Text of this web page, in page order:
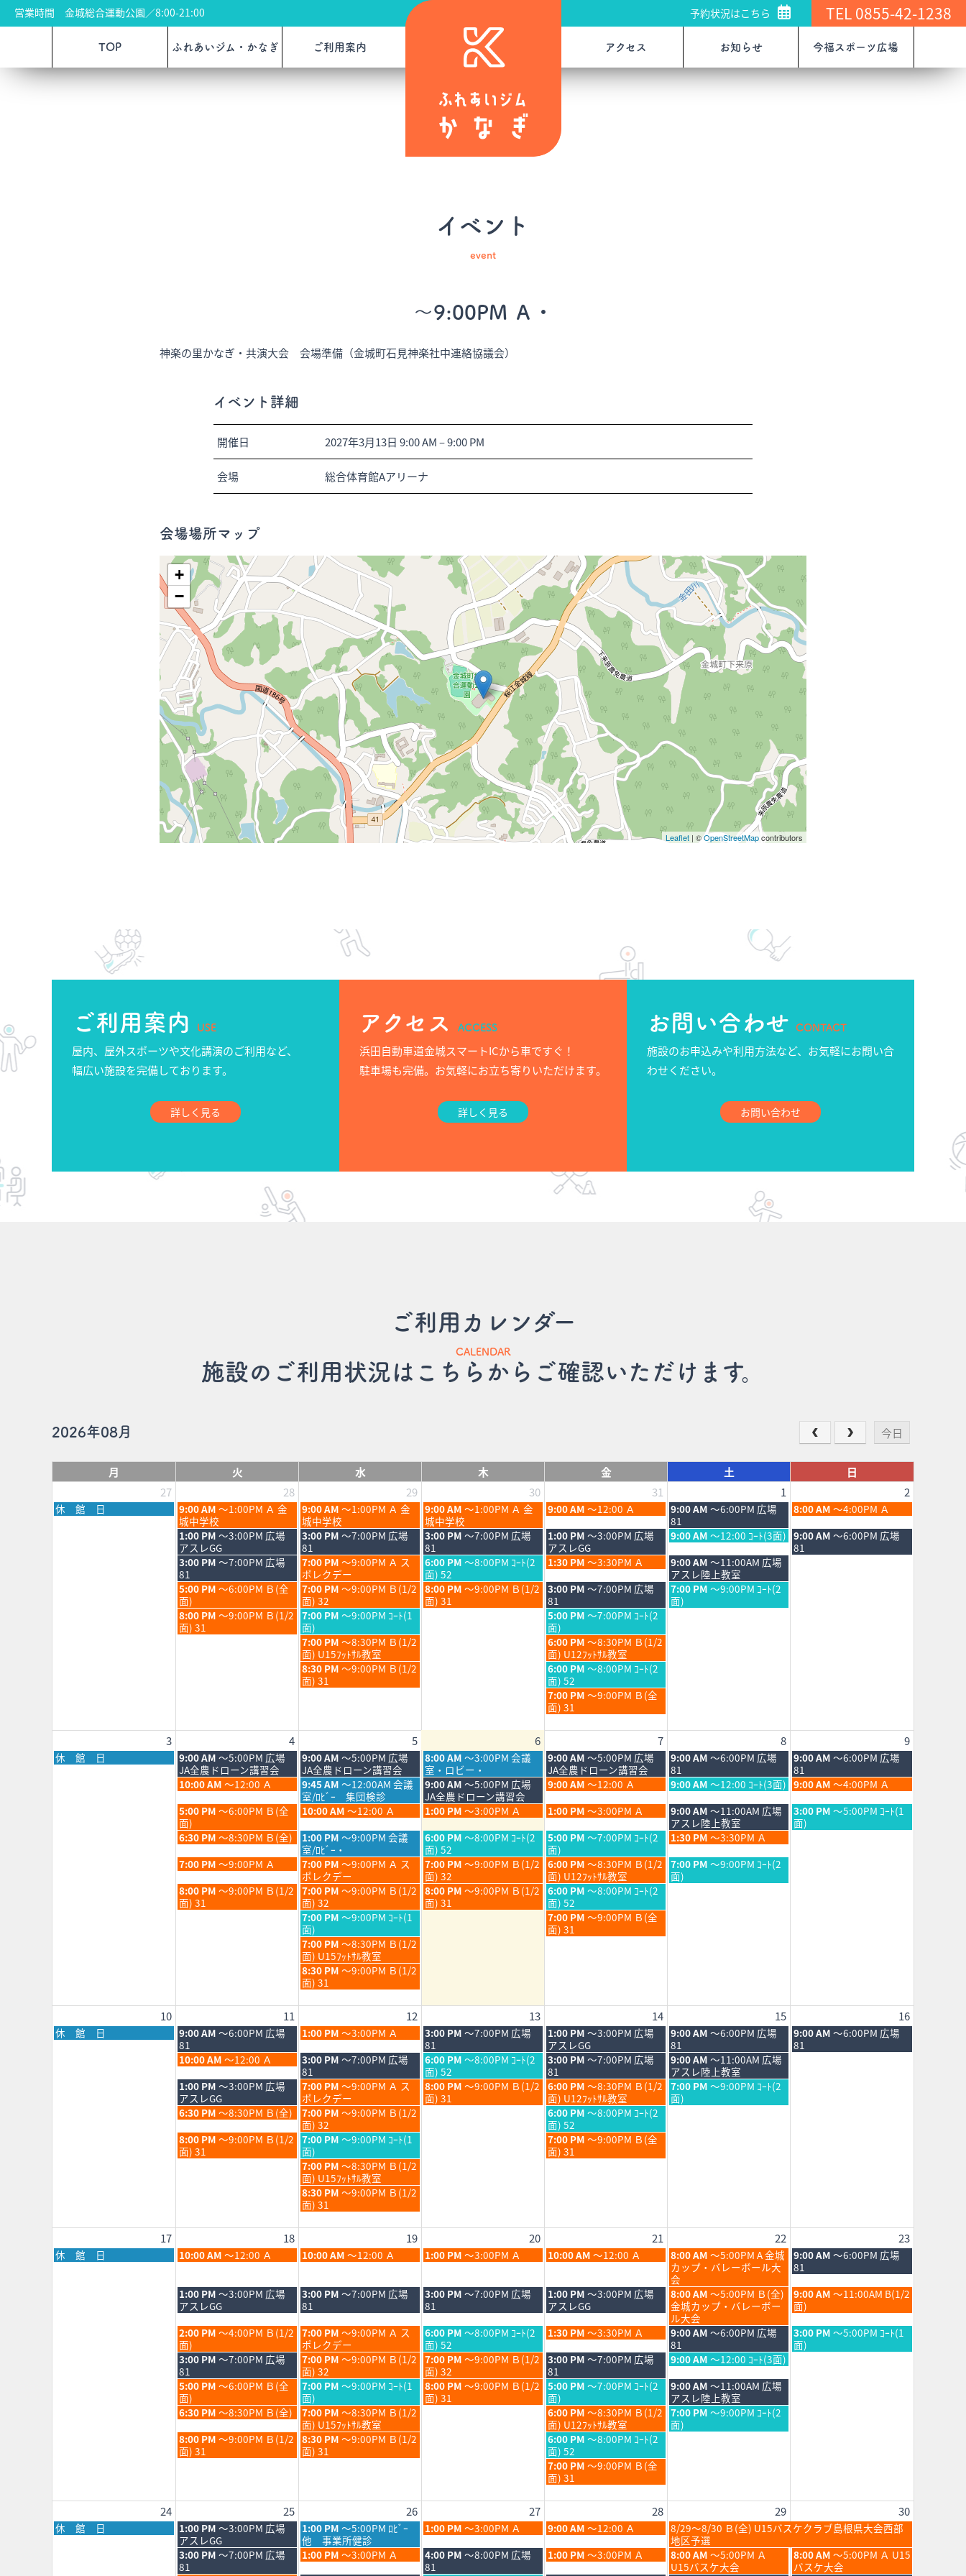
営業時間 金城総合運動公園／8:00-21:00 予約状況はこちら TEL 0855-42-1238
TOP ふれあいジム・かなぎ ご利用案内 アクセス お知らせ 今福スポーツ広場
イベント
event
～9:00PM Ａ・
神楽の里かなぎ・共演大会 会場準備（金城町石見神楽社中連絡協議会）
イベント詳細
開催日 2027年3月13日 9:00 AM–9:00 PM
会場 総合体育館Aアリーナ
会場場所マップ
+
−
Leaflet | ©OpenStreetMapcontributors
ご利用案内 USE
屋内、屋外スポーツや文化講演のご利用など、
幅広い施設を完備しております。
詳しく見る
アクセス ACCESS
浜田自動車道金城スマートICから車ですぐ！
駐車場も完備。お気軽にお立ち寄りいただけます。
詳しく見る
お問い合わせ CONTACT
施設のお申込みや利用方法など、お気軽にお問い合
わせください。
お問い合わせ
ご利用カレンダー
CALENDAR
施設のご利用状況はこちらからご確認いただけます。
2026年08月 今日
月 火 水 木 金 土
日
27
28 29 30 31 1 2
月
曜
休 館 日
火
曜
日,
7
月
28th
2026
9:00 AM ～1:00PM Ａ 金
城中学校
水
曜
日,
7
月
29th
2026
9:00 AM ～1:00PM Ａ 金
城中学校
木
曜
日,
7
月
30th
2026
9:00 AM ～1:00PM Ａ 金
城中学校
金
曜
日,
7
月
31st
2026
9:00 AM ～12:00 Ａ
土
曜
日,
8
月
1st
2026
9:00 AM ～6:00PM 広場
81
日
曜
日,
8
月
8:00 AM ～4:00PM Ａ
火
曜
日,
7
月
28th
2026
1:00 PM ～3:00PM 広場
アスレGG
水
曜
日,
7
月
29th
2026
3:00 PM ～7:00PM 広場
81
木
曜
日,
7
月
30th
2026
3:00 PM ～7:00PM 広場
81
金
曜
日,
7
月
31st
2026
1:00 PM ～3:00PM 広場
アスレGG
土
曜
日,
8
月
1st
2026
9:00 AM ～12:00 ｺｰﾄ(3面) 日
曜
日,
9:00 AM ～6:00PM 広場
81
火
曜
日,
7
月
28th
2026
3:00 PM ～7:00PM 広場
81
水
曜
日,
7
月
29th
2026
7:00 PM ～9:00PM Ａ ス
ポレクデー
木
曜
日,
7
月
6:00 PM ～8:00PM ｺｰﾄ(2
面) 52
金
曜
日,
7
月
31st
2026
1:30 PM ～3:30PM Ａ
土
曜
日,
8
月
9:00 AM ～11:00AM 広場
アスレ陸上教室
火
曜
日,
7
月
5:00 PM ～6:00PM Ｂ(全
面)
水
曜
日,
7
月
29th
2026
7:00 PM ～9:00PM Ｂ(1/2
面) 32
木
曜
日,
8:00 PM ～9:00PM Ｂ(1/2
面) 31
金
曜
日,
7
月
31st
2026
3:00 PM ～7:00PM 広場
81
土
曜
日,
7:00 PM ～9:00PM ｺｰﾄ(2
面)
火
曜
日,
8:00 PM ～9:00PM Ｂ(1/2
面) 31
水
曜
日,
7
月
29th
2026
7:00 PM ～9:00PM ｺｰﾄ(1
面)
金
曜
日,
7
月
31st
2026
5:00 PM ～7:00PM ｺｰﾄ(2
面)
水
曜
日,
7
月
7:00 PM ～8:30PM Ｂ(1/2
面) U15ﾌｯﾄｻﾙ教室
金
曜
日,
7
月
31st
2026
6:00 PM ～8:30PM Ｂ(1/2
面) U12ﾌｯﾄｻﾙ教室
水
曜
日,
29th
8:30 PM ～9:00PM Ｂ(1/2
面) 31
金
曜
日,
7
月
31st
6:00 PM ～8:00PM ｺｰﾄ(2
面) 52
金
曜
日,
7
31st
2026
7:00 PM ～9:00PM Ｂ(全
面) 31
3 4 5 6 7 8 9
月
曜
休 館 日
火
曜
日,
8
月
4th
2026
9:00 AM ～5:00PM 広場
JA全農ドローン講習会
水
曜
日,
8
月
5th
2026
9:00 AM ～5:00PM 広場
JA全農ドローン講習会
木
曜
日,
8
月
6th
2026
8:00 AM ～3:00PM 会議
室・ロビー・
金
曜
日,
8
月
7th
2026
9:00 AM ～5:00PM 広場
JA全農ドローン講習会
土
曜
日,
8
月
8th
2026
9:00 AM ～6:00PM 広場
81
日
曜
日,
8
月
9th
2026
9:00 AM ～6:00PM 広場
81
火
曜
日,
8
月
4th
2026
10:00 AM ～12:00 Ａ
水
曜
日,
8
月
5th
2026
9:45 AM ～12:00AM 会議
室/ﾛﾋﾞｰ 集団検診
木
曜
日,
8
月
6th
2026
9:00 AM ～5:00PM 広場
JA全農ドローン講習会
金
曜
日,
8
月
7th
2026
9:00 AM ～12:00 Ａ
土
曜
日,
8
月
8th
2026
9:00 AM ～12:00 ｺｰﾄ(3面) 日
曜
日,
8
月
9:00 AM ～4:00PM Ａ
火
曜
日,
8
月
4th
2026
5:00 PM ～6:00PM Ｂ(全
面)
水
曜
日,
8
月
5th
2026
10:00 AM ～12:00 Ａ
木
曜
日,
8
月
6th
2026
1:00 PM ～3:00PM Ａ
金
曜
日,
8
月
7th
2026
1:00 PM ～3:00PM Ａ
土
曜
日,
8
月
8th
2026
9:00 AM ～11:00AM 広場
アスレ陸上教室
日
曜
日,
3:00 PM ～5:00PM ｺｰﾄ(1
面)
火
曜
日,
8
月
4th
2026
6:30 PM ～8:30PM Ｂ(全)
水
曜
日,
8
月
5th
2026
1:00 PM ～9:00PM 会議
室/ﾛﾋﾞｰ・
木
曜
日,
8
月
6th
2026
6:00 PM ～8:00PM ｺｰﾄ(2
面) 52
金
曜
日,
8
月
7th
2026
5:00 PM ～7:00PM ｺｰﾄ(2
面)
土
曜
日,
8
月
1:30 PM ～3:30PM Ａ
火
曜
日,
8
月
7:00 PM ～9:00PM Ａ
水
曜
日,
8
月
5th
2026
7:00 PM ～9:00PM Ａ ス
ポレクデー
木
曜
日,
8
月
7:00 PM ～9:00PM Ｂ(1/2
面) 32
金
曜
日,
8
月
7th
2026
6:00 PM ～8:30PM Ｂ(1/2
面) U12ﾌｯﾄｻﾙ教室
土
曜
日,
7:00 PM ～9:00PM ｺｰﾄ(2
面)
火
曜
日,
8:00 PM ～9:00PM Ｂ(1/2
面) 31
水
曜
日,
8
月
5th
2026
7:00 PM ～9:00PM Ｂ(1/2
面) 32
木
曜
日,
8:00 PM ～9:00PM Ｂ(1/2
面) 31
金
曜
日,
8
月
6:00 PM ～8:00PM ｺｰﾄ(2
面) 52
水
曜
日,
8
月
5th
2026
7:00 PM ～9:00PM ｺｰﾄ(1
面)
金
曜
日,
7:00 PM ～9:00PM Ｂ(全
面) 31
水
曜
日,
8
月
5th
7:00 PM ～8:30PM Ｂ(1/2
面) U15ﾌｯﾄｻﾙ教室
水
曜
日,
8
5th
2026
8:30 PM ～9:00PM Ｂ(1/2
面) 31
10 11 12 13 14 15 16
月
曜
休 館 日
火
曜
日,
8
月
11th
2026
9:00 AM ～6:00PM 広場
81
水
曜
日,
8
月
12th
2026
1:00 PM ～3:00PM Ａ
木
曜
日,
8
月
13th
2026
3:00 PM ～7:00PM 広場
81
金
曜
日,
8
月
14th
2026
1:00 PM ～3:00PM 広場
アスレGG
土
曜
日,
8
月
15th
2026
9:00 AM ～6:00PM 広場
81
日
曜
日,
9:00 AM ～6:00PM 広場
81
火
曜
日,
8
月
11th
2026
10:00 AM ～12:00 Ａ
水
曜
日,
8
月
12th
2026
3:00 PM ～7:00PM 広場
81
木
曜
日,
8
月
6:00 PM ～8:00PM ｺｰﾄ(2
面) 52
金
曜
日,
8
月
14th
2026
3:00 PM ～7:00PM 広場
81
土
曜
日,
8
月
9:00 AM ～11:00AM 広場
アスレ陸上教室
火
曜
日,
8
月
11th
2026
1:00 PM ～3:00PM 広場
アスレGG
水
曜
日,
8
月
12th
2026
7:00 PM ～9:00PM Ａ ス
ポレクデー
木
曜
日,
8:00 PM ～9:00PM Ｂ(1/2
面) 31
金
曜
日,
8
月
14th
2026
6:00 PM ～8:30PM Ｂ(1/2
面) U12ﾌｯﾄｻﾙ教室
土
曜
日,
7:00 PM ～9:00PM ｺｰﾄ(2
面)
火
曜
日,
8
月
6:30 PM ～8:30PM Ｂ(全)
水
曜
日,
8
月
12th
2026
7:00 PM ～9:00PM Ｂ(1/2
面) 32
金
曜
日,
8
月
6:00 PM ～8:00PM ｺｰﾄ(2
面) 52
火
曜
日,
8:00 PM ～9:00PM Ｂ(1/2
面) 31
水
曜
日,
8
月
12th
2026
7:00 PM ～9:00PM ｺｰﾄ(1
面)
金
曜
日,
7:00 PM ～9:00PM Ｂ(全
面) 31
水
曜
日,
8
月
12th
7:00 PM ～8:30PM Ｂ(1/2
面) U15ﾌｯﾄｻﾙ教室
水
曜
日,
8
12th
2026
8:30 PM ～9:00PM Ｂ(1/2
面) 31
17 18 19 20 21 22 23
月
曜
休 館 日
火
曜
8
月
18th
2026
10:00 AM ～12:00 Ａ
水
曜
8
月
19th
2026
10:00 AM ～12:00 Ａ
木
曜
8
月
20th
2026
1:00 PM ～3:00PM Ａ
金
曜
8
月
21st
2026
10:00 AM ～12:00 Ａ
土
曜
日,
8
月
22nd
2026
8:00 AM ～5:00PM A 金城
カップ・バレーボール大
会
日
曜
日,
8
月
23rd
2026
9:00 AM ～6:00PM 広場
81
火
曜
日,
8
月
18th
2026
1:00 PM ～3:00PM 広場
アスレGG
水
曜
日,
8
月
19th
2026
3:00 PM ～7:00PM 広場
81
木
曜
日,
8
月
20th
2026
3:00 PM ～7:00PM 広場
81
金
曜
日,
8
月
21st
2026
1:00 PM ～3:00PM 広場
アスレGG
土
曜
日,
8
月
22nd
2026
8:00 AM ～5:00PM Ｂ(全)
金城カップ・バレーボー
ル大会
日
曜
日,
8
月
23rd
9:00 AM ～11:00AM B(1/2
面)
火
曜
日,
8
月
18th
2026
2:00 PM ～4:00PM Ｂ(1/2
面)
水
曜
日,
8
月
19th
2026
7:00 PM ～9:00PM Ａ ス
ポレクデー
木
曜
日,
8
月
20th
2026
6:00 PM ～8:00PM ｺｰﾄ(2
面) 52
金
曜
日,
8
月
21st
2026
1:30 PM ～3:30PM Ａ
土
曜
日,
8
月
22nd
2026
9:00 AM ～6:00PM 広場
81
日
曜
日,
3:00 PM ～5:00PM ｺｰﾄ(1
面)
火
曜
日,
8
月
18th
2026
3:00 PM ～7:00PM 広場
81
水
曜
日,
8
月
19th
2026
7:00 PM ～9:00PM Ｂ(1/2
面) 32
木
曜
日,
8
月
7:00 PM ～9:00PM Ｂ(1/2
面) 32
金
曜
日,
8
月
21st
2026
3:00 PM ～7:00PM 広場
81
土
曜
日,
8
月
22nd
2026
9:00 AM ～12:00 ｺｰﾄ(3面)
火
曜
日,
8
月
18th
2026
5:00 PM ～6:00PM Ｂ(全
面)
水
曜
日,
8
月
19th
2026
7:00 PM ～9:00PM ｺｰﾄ(1
面)
木
曜
日,
8:00 PM ～9:00PM Ｂ(1/2
面) 31
金
曜
日,
8
月
21st
2026
5:00 PM ～7:00PM ｺｰﾄ(2
面)
土
曜
日,
8
月
9:00 AM ～11:00AM 広場
アスレ陸上教室
火
曜
日,
8
月
6:30 PM ～8:30PM Ｂ(全)
水
曜
日,
8
月
7:00 PM ～8:30PM Ｂ(1/2
面) U15ﾌｯﾄｻﾙ教室
金
曜
日,
8
月
21st
2026
6:00 PM ～8:30PM Ｂ(1/2
面) U12ﾌｯﾄｻﾙ教室
土
曜
日,
7:00 PM ～9:00PM ｺｰﾄ(2
面)
火
曜
日,
18th
8:00 PM ～9:00PM Ｂ(1/2
面) 31
水
曜
日,
19th
8:30 PM ～9:00PM Ｂ(1/2
面) 31
金
曜
日,
8
月
21st
6:00 PM ～8:00PM ｺｰﾄ(2
面) 52
金
曜
日,
8
21st
2026
7:00 PM ～9:00PM Ｂ(全
面) 31
24 25 26 27 28 29 30
月
曜
休 館 日
火
曜
日,
8
1:00 PM ～3:00PM 広場
アスレGG
水
曜
日,
8
1:00 PM ～5:00PM ﾛﾋﾞｰ
他 事業所健診
木
曜
日,
8
1:00 PM ～3:00PM Ａ
金
曜
日,
8
9:00 AM ～12:00 Ａ
土
曜
日,
8
8/29～8/30 Ｂ(全) U15バスケクラブ島根県大会西部
地区予選
火
曜
3:00 PM ～7:00PM 広場
81
水
曜
1:00 PM ～3:00PM Ａ
木
曜
4:00 PM ～8:00PM 広場
81
金
曜
1:00 PM ～3:00PM Ａ
土
曜
8:00 AM ～5:00PM Ａ
U15バスケ大会
日
曜
8:00 AM ～5:00PM Ａ U15
バスケ大会